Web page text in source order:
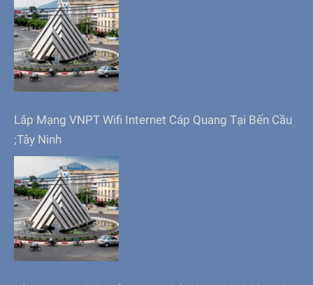
Lắp Mạng VNPT Wifi Internet Cáp Quang Tại Bến Cầu
;Tây Ninh